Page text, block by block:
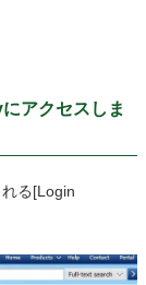
アクセスしま
る[Login